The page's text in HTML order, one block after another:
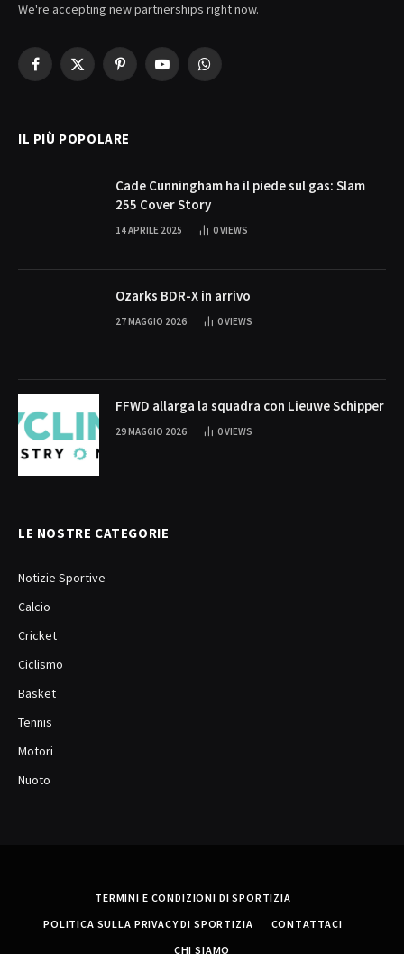
We're accepting new partnerships right now.
Facebook
X
PinterestYouTubeWhatsApp
IL PIÙ POPOLARE
Cade Cunningham ha il piede sul gas: Slam
255 Cover Story
14 APRILE 2025 0VIEWS
Ozarks BDR-X in arrivo
27 MAGGIO 2026 0VIEWS
FFWD allarga la squadra con Lieuwe Schipper
29 MAGGIO 2026 0VIEWS
LE NOSTRE CATEGORIE
Notizie Sportive
Calcio
Cricket
Ciclismo
Basket
Tennis
Motori
Nuoto
TERMINI E CONDIZIONI DI SPORTIZIA
POLITICA SULLA PRIVACY DI SPORTIZIA
CONTATTACI
CHI SIAMO